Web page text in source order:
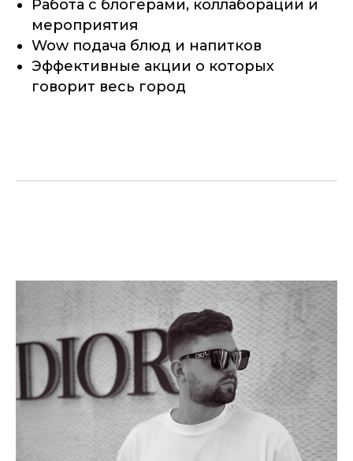
Работа с блогерами, коллаборации и
мероприятия
Wow подача блюд и напитков
Эффективные акции о которых
говорит весь город